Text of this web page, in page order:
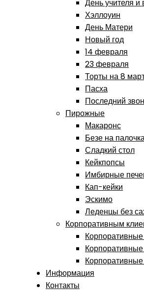
День учителя и
Хэллоуин
День Матери
Новый год
14 февраля
23 февраля
Торты на 8
Пасха
Последний
Пирожные
Макаронс
Безе на
Сладкий стол
Кейкпопсы
Имбирные
Кап-кейки
Эскимо
Леденцы без
Корпоративным
Информация
Контакты